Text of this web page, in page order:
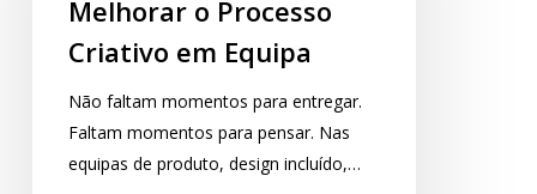
Melhorar o Processo
Criativo em Equipa
Não faltam momentos para entregar.
Faltam momentos para pensar. Nas
equipas de produto, design incluído,…